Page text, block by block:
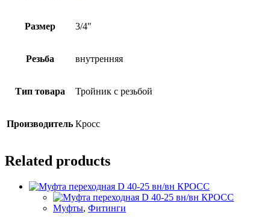
Размер 3/4"
Резьба внутренняя
Тип товара Тройник с резьбой
Производитель Кросс
Related products
Муфты, Фитинги